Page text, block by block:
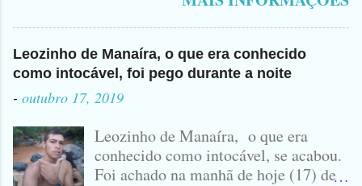
Leozinho de Manaíra, o que era conhecido
como intocável, foi pego durante a noite
- outubro 17, 2019
Leozinho de Manaíra, o que era
conhecido como intocável, se acabou.
Foi achado na manhã de hoje (17) de